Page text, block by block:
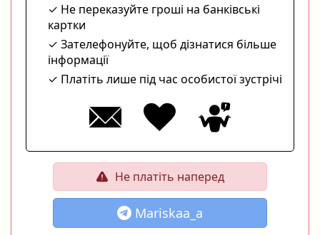
Не переказуйте гроші на банківські
картки
Зателефонуйте, щоб дізнатися більше
інформації
Платіть лише під час особистої зустрічі
Не платіть наперед
Mariskaa_a